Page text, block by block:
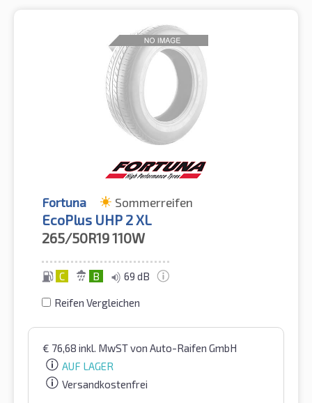
Fortuna Sommerreifen
EcoPlus UHP 2 XL
265/50R19110W
C B 69 dB
Reifen Vergleichen
€ 76,68 inkl. MwSTvon Auto-Raifen GmbH
AUF LAGER
Versandkostenfrei